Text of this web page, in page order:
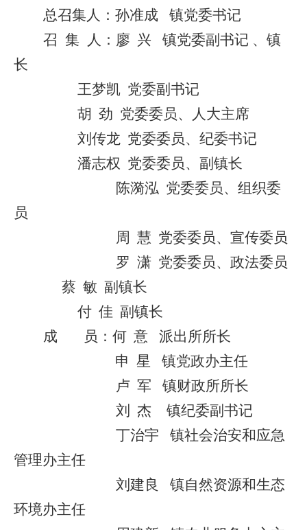
总召集人： 孙准成 镇党委书记
召 集 人： 廖 兴 镇党委副书记 、 镇
长
王梦凯 党委副书记
胡 劲 党委委员、人大主席
刘传龙 党委委员、纪委书记
潘志权 党委委员、副镇长
陈漪泓 党委委员、组织委
员
周 慧 党委委员、宣传委员
罗 潇 党委委员、政法委员
蔡 敏 副镇长
付 佳 副镇长
成 员： 何 意 派出所所长
申 星 镇党政办主任
卢 军 镇财政所所长
刘
杰 镇纪委副书记
丁治宇
镇社会治安和应急
管理办主任
刘建良
镇自然资源和生态
环境办主任